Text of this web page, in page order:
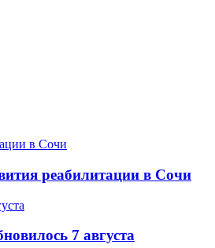
реабилитации в Сочи
7 августа